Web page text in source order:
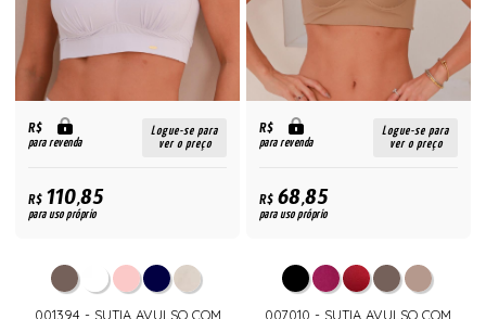
R$
para revenda
Logue-se para
ver o preço
R$110,85
para uso próprio
001394 - SUTIA AVULSO COM
R$
para revenda
Logue-se para
ver o preço
R$68,85
para uso próprio
007010 - SUTIA AVULSO COM